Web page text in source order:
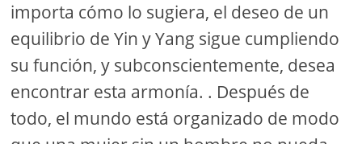
importa cómo lo sugiera, el deseo de un
equilibrio de Yin y Yang sigue cumpliendo
su función, y subconscientemente, desea
encontrar esta armonía. . Después de
todo, el mundo está organizado de modo